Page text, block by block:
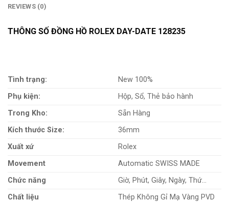
REVIEWS (0)
THÔNG SỐ ĐỒNG HỒ ROLEX DAY-DATE 128235
Tình trạng:
New 100%
Phụ kiện:
Hộp, Sổ, Thẻ bảo hành
Trong Kho:
Sẵn Hàng
Kích thước Size:
36mm
Xuất xứ
Rolex
Movement
Automatic SWISS MADE
Chức năng
Giờ, Phút, Giây, Ngày, Thứ…
Chất liệu
Thép Không Gỉ Mạ Vàng PVD